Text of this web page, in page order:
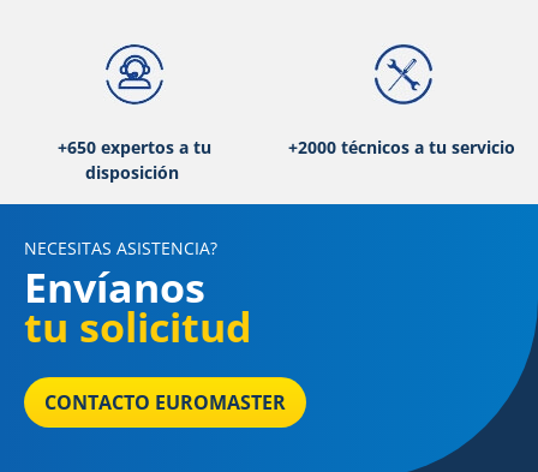
+650 expertos a tu
disposición
+2000 técnicos a tu servicio
NECESITAS ASISTENCIA?
Envíanos
tu solicitud
CONTACTO EUROMASTER